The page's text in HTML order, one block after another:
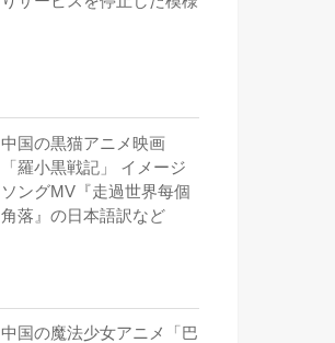
中国の黒猫アニメ映画
「羅小黒戦記」 イメージ
ソングMV『走過世界每個
角落』の日本語訳など
中国の魔法少女アニメ「巴